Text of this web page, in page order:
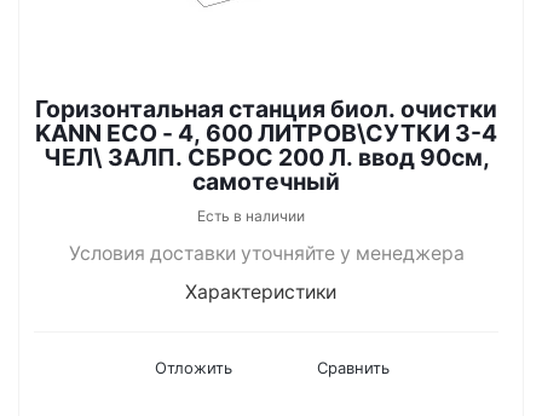
Горизонтальная станция биол. очистки
KANN ECO - 4, 600 ЛИТРОВ\СУТКИ 3-4
ЧЕЛ\ ЗАЛП. СБРОС 200 Л. ввод 90см,
самотечный
Есть в наличии
Условия доставки уточняйте у менеджера
Характеристики
Отложить Сравнить